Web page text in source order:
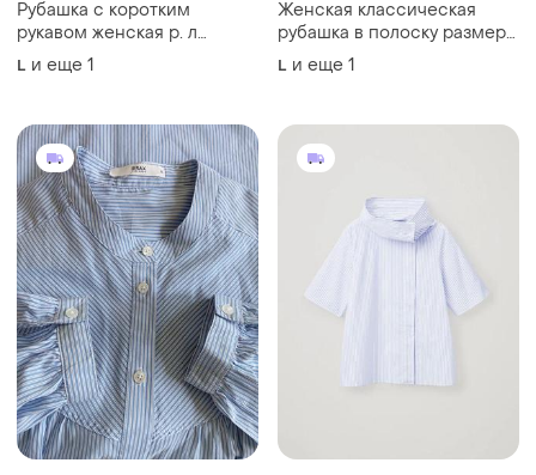
Рубашка с коротким
рукавом женская р. л
greenvillage
L и еще 1
Женская классическая
рубашка в полоску размер
l-xl
L и еще 1